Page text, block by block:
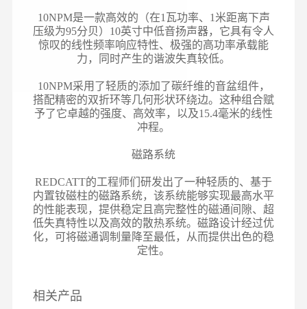
10NPM是一款高效的（在1瓦功率、1米距离下声
压级为95分贝）10英寸中低音扬声器，它具有令人
惊叹的线性频率响应特性、极强的高功率承载能
力，同时产生的谐波失真较低。
10NPM采用了轻质的添加了碳纤维的音盆组件，
搭配精密的双折环等几何形状环绕边。这种组合赋
予了它卓越的强度、高效率，以及15.4毫米的线性
冲程。
磁路系统
REDCATT的工程师们研发出了一种轻质的、基于
内置钕磁柱的磁路系统，该系统能够实现最高水平
的性能表现，提供稳定且高完整性的磁通间隙、超
低失真特性以及高效的散热系统。磁路设计经过优
化，可将磁通调制量降至最低，从而提供出色的稳
定性。
相关产品